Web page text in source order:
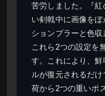
苦労しました。『
い剣戟中に画像を
ションブラーと色収
これら2つの設定を
す。これにより、
ルが復元されるだ
荷から2つの重いポ